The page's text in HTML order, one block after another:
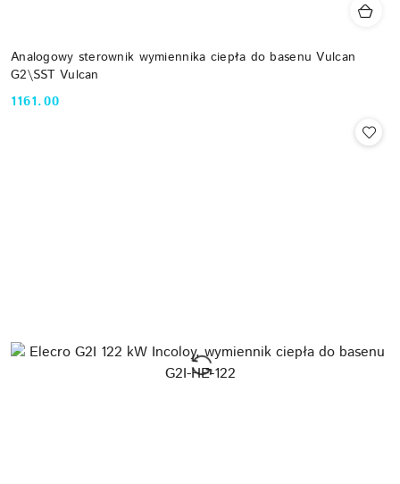
Analogowy sterownik wymiennika ciepła do basenu Vulcan
G2\SST Vulcan
Cena:
1161.00